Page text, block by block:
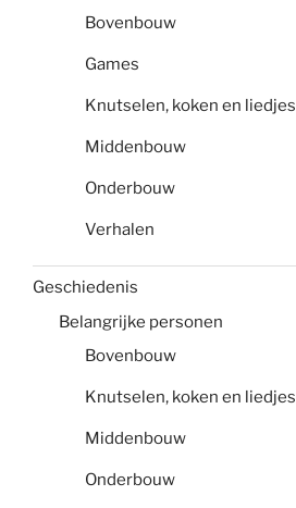
Bovenbouw
Games
Knutselen, koken en liedjes
Middenbouw
Onderbouw
Verhalen
Geschiedenis
Belangrijke personen
Bovenbouw
Knutselen, koken en liedjes
Middenbouw
Onderbouw